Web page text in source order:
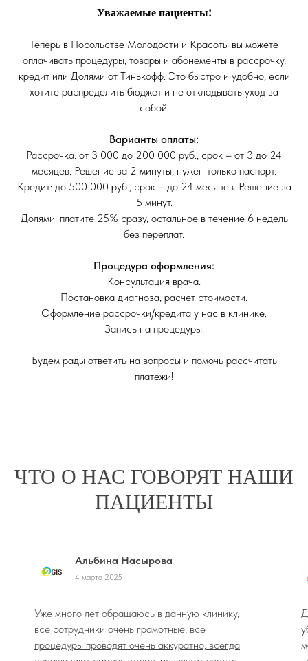
Уважаемые пациенты!
Теперь в Посольстве Молодости и Красоты вы можете
оплачивать процедуры, товары и абонементы в рассрочку,
кредит или Долями от Тинькофф. Это быстро и удобно, если
хотите распределить бюджет и не откладывать уход за
собой.
Варианты оплаты:
Рассрочка: от 3 000 до 200 000 руб., срок – от 3 до 24
месяцев. Решение за 2 минуты, нужен только паспорт.
Кредит: до 500 000 руб., срок – до 24 месяцев. Решение за
5 минут.
Долями: платите 25% сразу, остальное в течение 6 недель
без переплат.
Процедура оформления:
Консультация врача.
Постановка диагноза, расчет стоимости.
Оформление рассрочки/кредита у нас в клинике.
Запись на процедуры.
Будем рады ответить на вопросы и помочь рассчитать
платежи!
ЧТО О НАС ГОВОРЯТ НАШИ
ПАЦИЕНТЫ
Альбина Насырова
4 марта 2025
Уже много лет обращаюсь в данную клинику,
все сотрудники очень грамотные, все
процедуры проводят очень аккуратно, всегда